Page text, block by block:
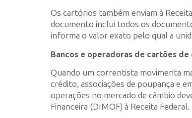
Os cartórios também enviam à
documento inclui todos os
informa o valor exato pelo qual a
Bancos e operadoras de cartões
Quando um correntista movimenta
crédito, associações de poupança e
operações no mercado de câmbio
Financeira (DIMOF) à Receita Federal.